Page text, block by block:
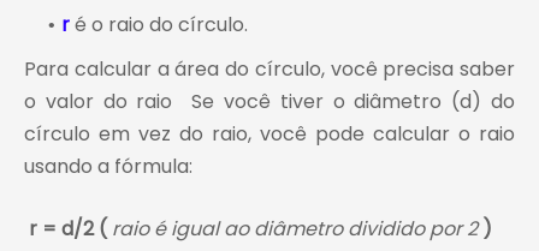
ré o raio do círculo.
Para calcular a área do círculo, você precisa saber
o valor do raio Se você tiver o diâmetro (d) do
círculo em vez do raio, você pode calcular o raio
usando a fórmula:
r = d/2 ( raio é igual ao diâmetro dividido por 2)